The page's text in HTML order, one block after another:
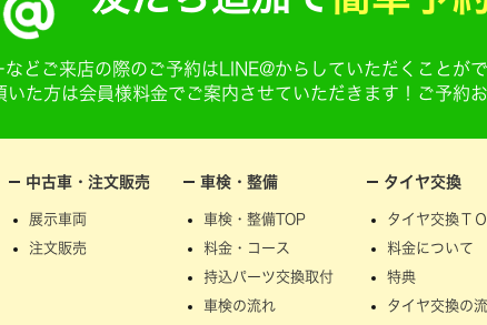
どご来店の際のご予約はLINE@からしていただくことがで
いた方は会員様料金でご案内させていただきます！ご予約
中古車・注文販売
展示車両
注文販売
車検・整備
車検・整備TOP
料金・コース
持込パーツ交換取付
車検の流れ
タイヤ交換
タイヤ交換Ｔ
料金について
特典
タイヤ交換の